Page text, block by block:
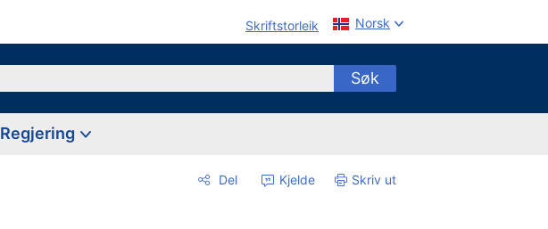
Skriftstorleik Norsk
Søk
Regjering
Del Kjelde Skriv ut